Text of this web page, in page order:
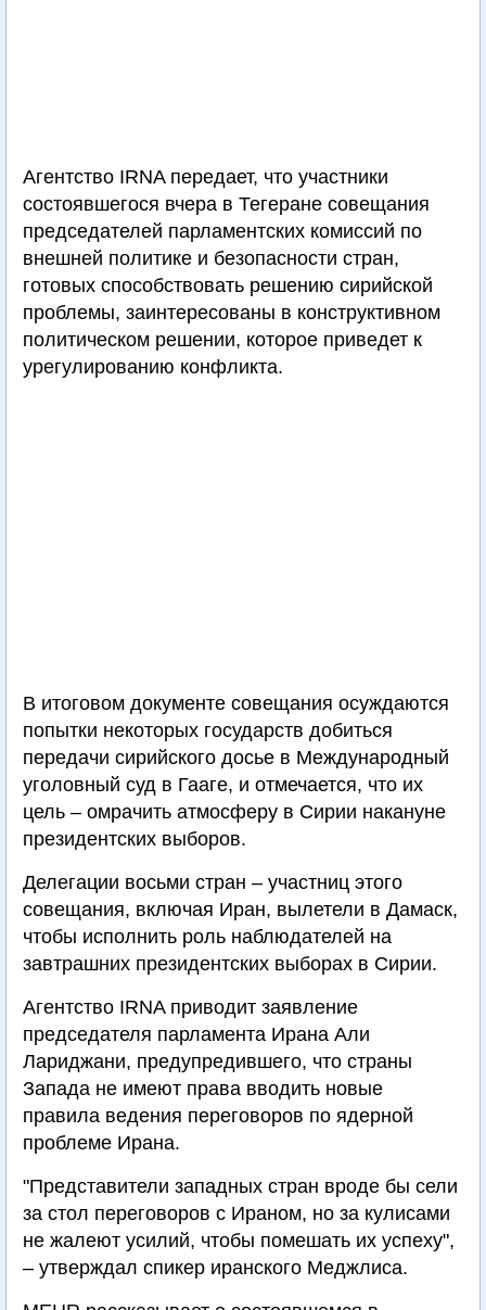
Агентство IRNA передает, что участники
состоявшегося вчера в Тегеране совещания
председателей парламентских комиссий по
внешней политике и безопасности стран,
готовых способствовать решению сирийской
проблемы, заинтересованы в конструктивном
политическом решении, которое приведет к
урегулированию конфликта.
В итоговом документе совещания осуждаются
попытки некоторых государств добиться
передачи сирийского досье в Международный
уголовный суд в Гааге, и отмечается, что их
цель – омрачить атмосферу в Сирии накануне
президентских выборов.
Делегации восьми стран – участниц этого
совещания, включая Иран, вылетели в Дамаск,
чтобы исполнить роль наблюдателей на
завтрашних президентских выборах в Сирии.
Агентство IRNA приводит заявление
председателя парламента Ирана Али
Лариджани, предупредившего, что страны
Запада не имеют права вводить новые
правила ведения переговоров по ядерной
проблеме Ирана.
"Представители западных стран вроде бы сели
за стол переговоров с Ираном, но за кулисами
не жалеют усилий, чтобы помешать их успеху",
– утверждал спикер иранского Меджлиса.